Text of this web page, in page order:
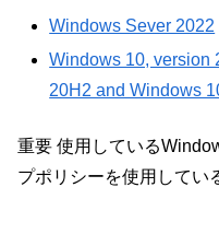
Windows Sever 2022
Windows 10, version
20H2 and Windows
重要 使用している
プポリシーを使用してい